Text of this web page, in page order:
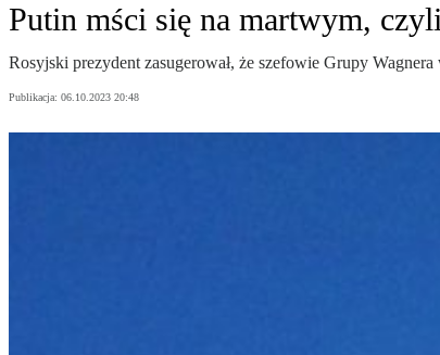
Putin mści się na martwym,
Rosyjski prezydent zasugerował, że szefowie Grupy
Publikacja: 06.10.2023 20:48